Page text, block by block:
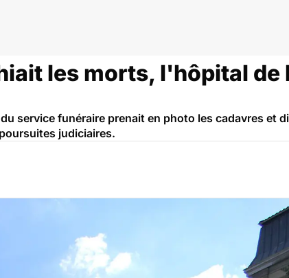
les morts, l'hôpital de
service funéraire prenait en photo les cadavres et
judiciaires.